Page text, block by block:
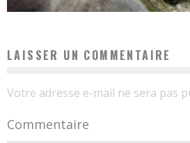
LAISSER UN COMMENTAIRE
Votre adresse e-mail ne sera pas
Commentaire